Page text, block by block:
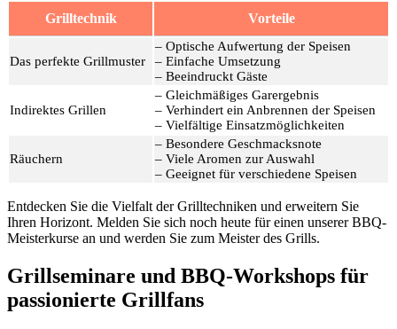
Grilltechnik Vorteile
Das perfekte Grillmuster
– Optische Aufwertung der Speisen
– Einfache Umsetzung
– Beeindruckt Gäste
Indirektes Grillen
– Gleichmäßiges Garergebnis
– Verhindert ein Anbrennen der Speisen
– Vielfältige Einsatzmöglichkeiten
Räuchern
– Besondere Geschmacksnote
– Viele Aromen zur Auswahl
– Geeignet für verschiedene Speisen
Entdecken Sie die Vielfalt der Grilltechniken und erweitern Sie
Ihren Horizont. Melden Sie sich noch heute für einen unserer BBQ-
Meisterkurse an und werden Sie zum Meister des Grills.
Grillseminare und BBQ-Workshops für
passionierte Grillfans